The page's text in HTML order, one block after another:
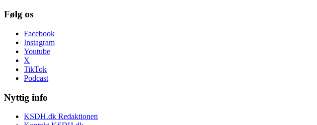
Følg os
Facebook
Instagram
Youtube
X
TikTok
Podcast
Nyttig info
KSDH.dk Redaktionen